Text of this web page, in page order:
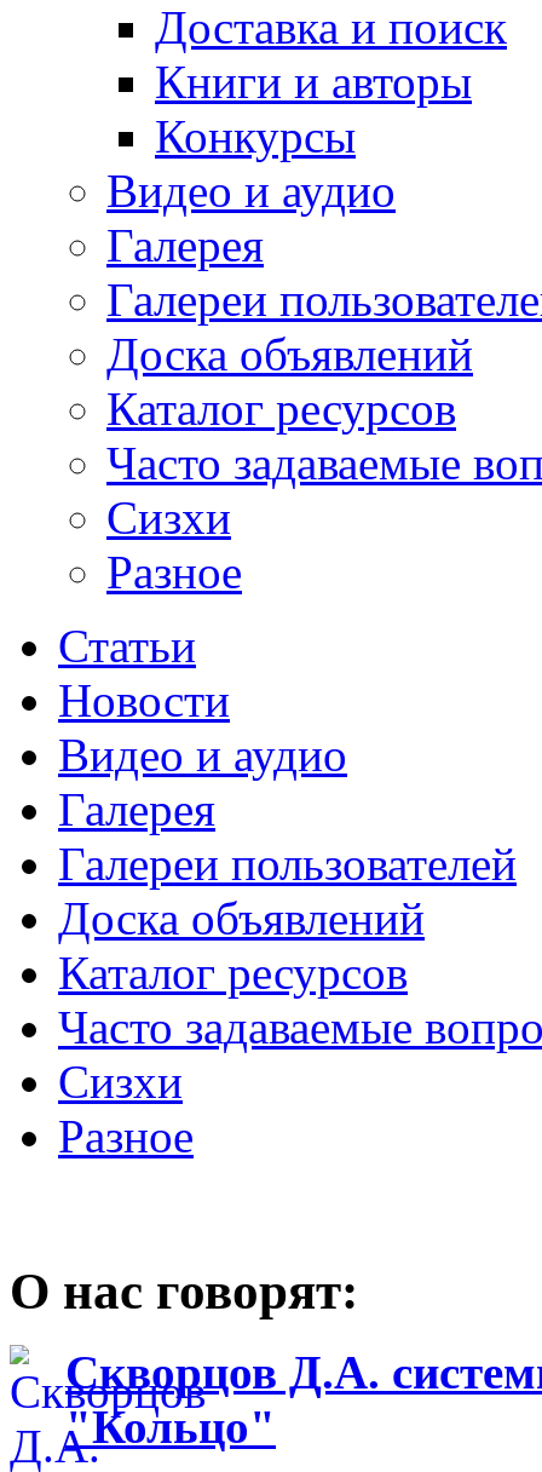
Доставка и поиск
Книги и авторы
Конкурсы
Видео и аудио
Галерея
Галереи
Доска объявлений
Каталог ресурсов
Часто задаваемые
Сизхи
Разное
Статьи
Новости
Видео и аудио
Галерея
Галереи пользователей
Доска объявлений
Каталог ресурсов
Часто задаваемые
Сизхи
Разное
О нас говорят:
Скворцов Д.А.
"Кольцо"